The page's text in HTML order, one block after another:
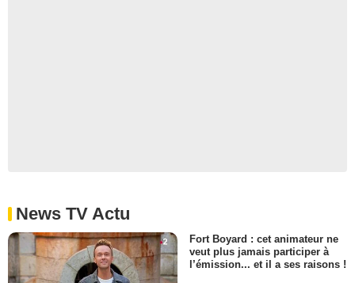
News TV Actu
Fort Boyard : cet animateur ne
veut plus jamais participer à
l’émission... et il a ses raisons !